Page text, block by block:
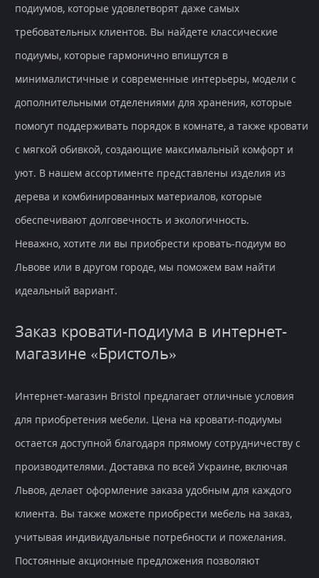
подиумов, которые удовлетворят даже самых
требовательных клиентов. Вы найдете классические
подиумы, которые гармонично впишутся в
минималистичные и современные интерьеры, модели с
дополнительными отделениями для хранения, которые
помогут поддерживать порядок в комнате, а также кровати
с мягкой обивкой, создающие максимальный комфорт и
уют. В нашем ассортименте представлены изделия из
дерева и комбинированных материалов, которые
обеспечивают долговечность и экологичность.
Неважно, хотите ли вы приобрести кровать-подиум во
Львове или в другом городе, мы поможем вам найти
идеальный вариант.
Заказ кровати-подиума в интернет-
магазине «Бристоль»
Интернет-магазин Bristol предлагает отличные условия
для приобретения мебели. Цена на кровати-подиумы
остается доступной благодаря прямому сотрудничеству с
производителями. Доставка по всей Украине, включая
Львов, делает оформление заказа удобным для каждого
клиента. Вы также можете приобрести мебель на заказ,
учитывая индивидуальные потребности и пожелания.
Постоянные акционные предложения позволяют